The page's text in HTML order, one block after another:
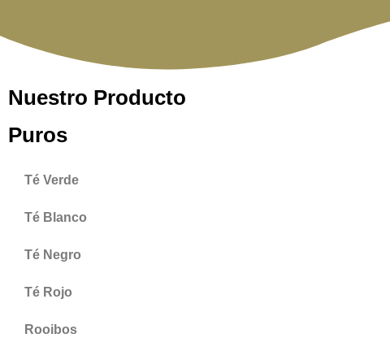
Nosotros
Nuestro Producto
Puros
Té Verde
Té Blanco
Té Negro
Té Rojo
Rooibos